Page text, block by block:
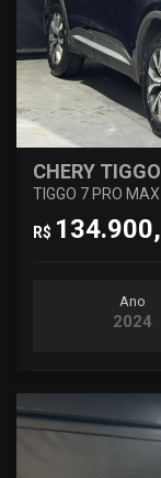
CHERY
TIGGO 7 PRO
R$
Ano
2024